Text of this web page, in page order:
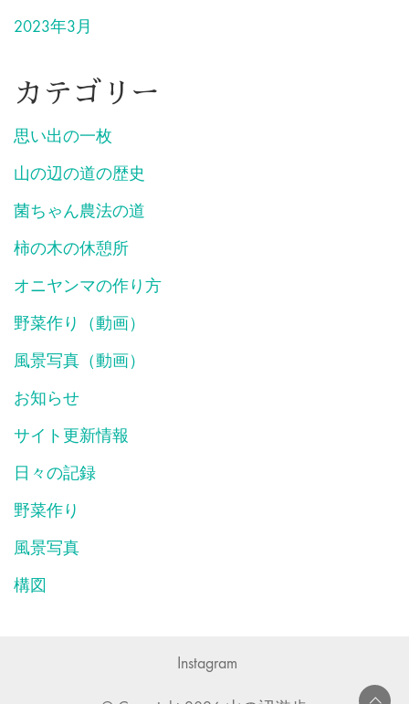
2023年3月
カテゴリー
思い出の一枚
山の辺の道の歴史
菌ちゃん農法の道
柿の木の休憩所
オニヤンマの作り方
野菜作り（動画）
風景写真（動画）
お知らせ
サイト更新情報
日々の記録
野菜作り
風景写真
構図
Instagram